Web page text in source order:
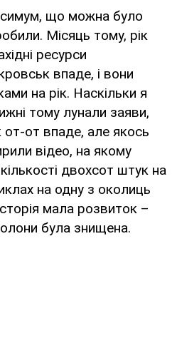
що можна було
Місяць тому, рік
ресурси
впаде, і вони
на рік. Наскільки я
тому лунали заяви,
от впаде, але якось
відео, на якому
двохсот штук на
на одну з околиць
мала розвиток –
була знищена.